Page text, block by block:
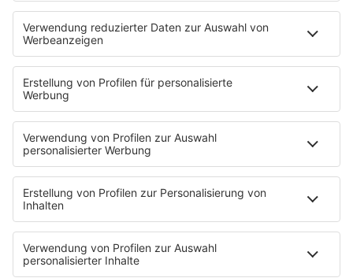
Deutschpop
Deutsche Liebeslieder
PODCASTS
Mit den Waffeln einer Frau
Frühstück bei Barbara
Brave & One
NotAufnahme
"Bewerbung und Karriere"
Aber bitte mit Schlager
Erdbeerkäse
Fitness mit M.A.R.K
Glück in Worten
Todesursache